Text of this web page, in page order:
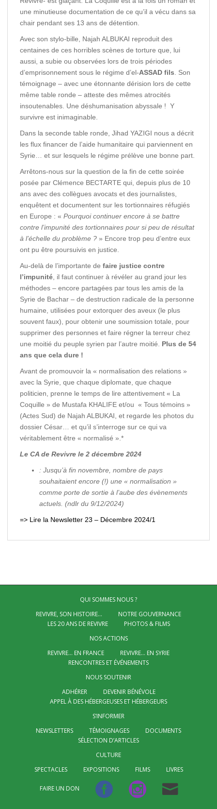
une minutieuse documentation de ce qu’il a vécu dans sa
chair pendant ses 13 ans de détention.
Avec son stylo-bille, Najah ALBUKAI reproduit des
centaines de ces horribles scènes de torture que, lui
aussi, a subie ou observées lors de trois périodes
d’emprisonnement sous le régime d’el-ASSAD fils . Son
témoignage – avec une étonnante dérision lors de cette
même table ronde – atteste des mêmes atrocités
insoutenables. Une déshumanisation abyssale ! Y
survivre est inimaginable.
Dans la seconde table ronde, Jihad YAZIGI nous a décrit
les flux financer de l’aide humanitaire qui parviennent en
Syrie… et sur lesquels le régime prélève une bonne part.
Arrêtons-nous sur la question de la fin de cette soirée
posée par Clémence BECTARTE qui, depuis plus de 10
ans avec des collègues avocats et des journalistes,
enquêtent et documentent sur les tortionnaires réfugiés
en Europe : « Pourquoi continuer encore à se battre
contre l’impunité des tortionnaires pour si peu de résultat
à l’échelle du problème ? » Encore trop peu d’entre eux
ont pu être poursuivis en justice.
Au-delà de l’importante de faire justice contre
l’impunité , il faut continuer à révéler au grand jour les
méthodes – encore partagées par tous les amis de la
Syrie de Bachar – de destruction radicale de la personne
humaine, utilisées pour extorquer des aveux (le plus
souvent faux), pour obtenir une soumission totale, pour
supprimer des personnes et faire régner la terreur chez
une moitié du peuple syrien par l’autre moitié. Plus de 54
ans que cela dure !
Avant de promouvoir la « normalisation des relations »
avec la Syrie, que chaque diplomate, que chaque
politicien, prenne le temps de lire attentivement « La
Coquille » de Mustafa KHALIFE et/ou « Tous témoins »
(Actes Sud) de Najah ALBUKAI, et regarde les photos du
dossier César… et qu’il s’interroge sur ce qui va
véritablement être « normalisé ».*
Le CA de Revivre le 2 décembre 2024
: Jusqu’à fin novembre, nombre de pays
souhaitaient encore (!) une « normalisation »
comme porte de sortie à l’aube des évènements
actuels. (ndlr du 9/12/2024)
=> Lire la Newsletter 23 – Décembre 2024/1
QUI SOMMES NOUS ?
REVIVRE, SON HISTOIRE…
NOTRE GOUVERNANCE
LES 20 ANS DE REVIVRE
PHOTOS & FILMS
NOS ACTIONS
REVIVRE… EN FRANCE
REVIVRE… EN SYRIE
RENCONTRES ET ÉVÉNEMENTS
NOUS SOUTENIR
ADHÉRER
DEVENIR BÉNÉVOLE
APPEL À DES HÉBERGEUSES ET HÉBERGEURS
S’INFORMER
NEWSLETTERS
TÉMOIGNAGES
DOCUMENTS
SÉLECTION D’ARTICLES
CULTURE
SPECTACLES
EXPOSITIONS FILMS LIVRES
FAIRE UN DON